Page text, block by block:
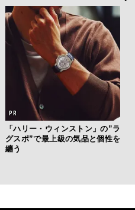
「ハリー・ウィンストン」の”ラ
グスポ”で最上級の気品と個性を
纏う